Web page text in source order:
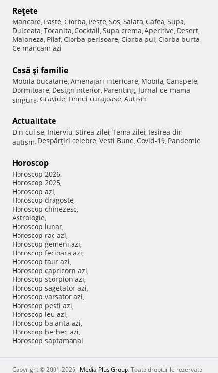
Reţete
Mancare, Paste, Ciorba, Peste, Sos, Salata, Cafea, Supa,
Dulceata, Tocanita, Cocktail, Supa crema, Aperitive, Desert,
Maioneza, Pilaf, Ciorba perisoare, Ciorba pui, Ciorba burta,
Ce mancam azi
Casă şi familie
Mobila bucatarie, Amenajari interioare, Mobila, Canapele,
Dormitoare, Design interior, Parenting, Jurnal de mama
singura, Gravide, Femei curajoase, Autism
Actualitate
Din culise, Interviu, Stirea zilei, Tema zilei, Iesirea din
autism, Despărţiri celebre, Vesti Bune, Covid-19, Pandemie
Horoscop
Horoscop 2026,
Horoscop 2025,
Horoscop azi,
Horoscop dragoste,
Horoscop chinezesc,
Astrologie,
Horoscop lunar,
Horoscop rac azi,
Horoscop gemeni azi,
Horoscop fecioara azi,
Horoscop taur azi,
Horoscop capricorn azi,
Horoscop scorpion azi,
Horoscop sagetator azi,
Horoscop varsator azi,
Horoscop pesti azi,
Horoscop leu azi,
Horoscop balanta azi,
Horoscop berbec azi,
Horoscop saptamanal
Copyright © 2001-2026, iMedia Plus Group. Toate drepturile rezervate